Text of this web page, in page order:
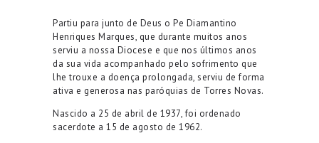
Partiu para junto de Deus o Pe Diamantino
Henriques Marques, que durante muitos anos
serviu a nossa Diocese e que nos últimos anos
da sua vida acompanhado pelo sofrimento que
lhe trouxe a doença prolongada, serviu de forma
ativa e generosa nas paróquias de Torres Novas.
Nascido a 25 de abril de 1937, foi ordenado
sacerdote a 15 de agosto de 1962.